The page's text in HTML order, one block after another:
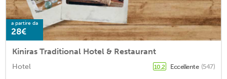
a partire da
28€
Kiniras Traditional Hotel & Restaurant
Hotel 10,2 Eccellente (547)